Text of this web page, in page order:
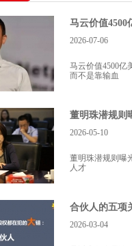
2026-07-06
马云价值4500亿
而不是靠输血
2026-05-10
董明珠潜规则曝
人才
合伙人的五项
2026-03-04